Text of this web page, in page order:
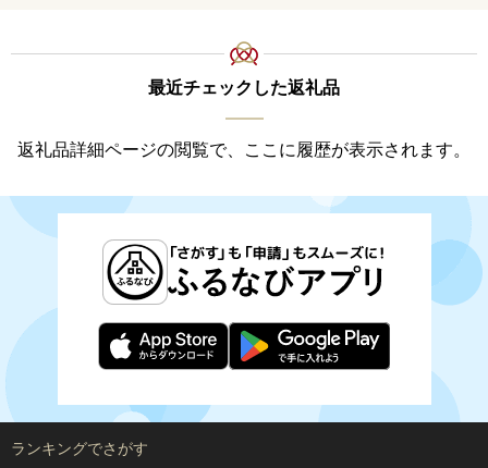
最近チェックした返礼品
返礼品詳細ページの閲覧で、ここに履歴が表示されます。
ランキングでさがす